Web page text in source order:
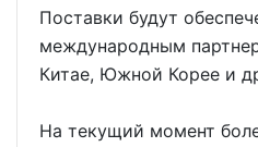
Поставки будут
международным
Китае, Южной Корее и
На текущий момент